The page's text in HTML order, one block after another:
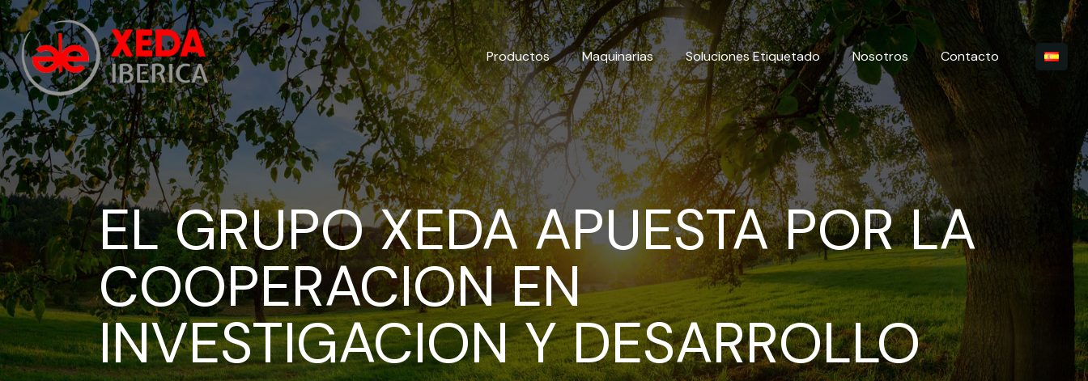
Productos Maquinarias Soluciones Etiquetado Nosotros Contacto
EL GRUPO XEDA APUESTA POR LA
COOPERACION EN
INVESTIGACION Y DESARROLLO